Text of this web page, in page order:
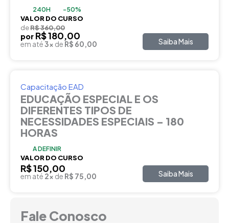
240H -50%
VALOR DO CURSO
deR$ 360,00
por R$ 180,00
em até3x de R$ 60,00 Saiba Mais
Capacitação EAD
EDUCAÇÃO ESPECIAL E OS
DIFERENTES TIPOS DE
NECESSIDADES ESPECIAIS – 180
HORAS
A DEFINIR
VALOR DO CURSO
R$ 150,00
em até 2x de R$ 75,00 Saiba Mais
Fale Conosco